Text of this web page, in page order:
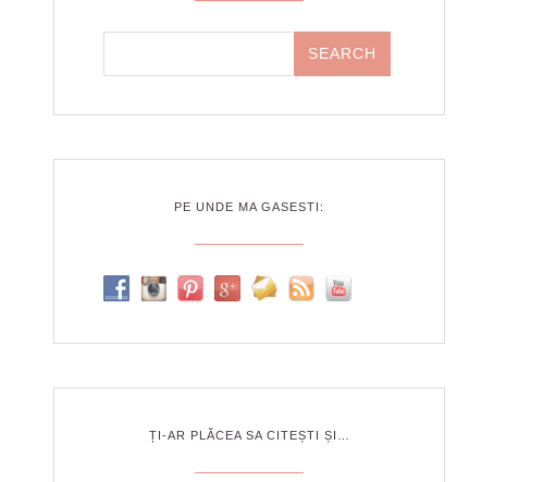
PE UNDE MA GASESTI:
ȚI-AR PLĂCEA SA CITEȘTI ȘI…